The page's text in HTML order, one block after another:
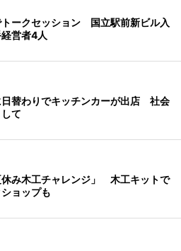
トークセッション 国立駅前新ビル入
営者4人
日替わりでキッチンカーが出店 社会
て
休み木工チャレンジ」 木工キットで
ョップも